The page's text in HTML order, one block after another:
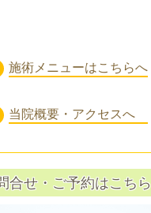
施術メニューはこちらへ
当院概要・アクセスへ
合せ・ご予約はこちら